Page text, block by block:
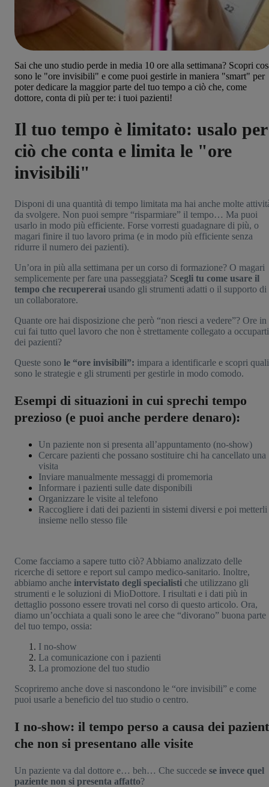
Sai che uno studio perde in media 10 ore alla settimana? Scopri
sono le "ore invisibili" e come puoi gestirle in maniera "smart" per
poter dedicare la maggior parte del tuo tempo a ciò che, come
dottore, conta di più per te: i tuoi pazienti!
Il tuo tempo è limitato: usalo per
ciò che conta e limita le "ore
invisibili"
Disponi di una quantità di tempo limitata ma hai anche molte
da svolgere. Non puoi sempre “risparmiare” il tempo… Ma puoi
usarlo in modo più efficiente. Forse vorresti guadagnare di più, o
magari finire il tuo lavoro prima (e in modo più efficiente senza
ridurre il numero dei pazienti).
Un’ora in più alla settimana per un corso di formazione? O magari
semplicemente per fare una passeggiata? Scegli tu come usare il
tempo che recupererai usando gli strumenti adatti o il supporto di
un collaboratore.
Quante ore hai disposizione che però “non riesci a vedere”? Ore in
cui fai tutto quel lavoro che non è strettamente collegato a occuparti
dei pazienti?
Queste sono le “ore invisibili”: impara a identificarle e scopri quali
sono le strategie e gli strumenti per gestirle in modo comodo.
Esempi di situazioni in cui sprechi tempo
prezioso (e puoi anche perdere denaro):
Un paziente non si presenta all’appuntamento (no-show)
Cercare pazienti che possano sostituire chi ha cancellato una
visita
Inviare manualmente messaggi di promemoria
Informare i pazienti sulle date disponibili
Organizzare le visite al telefono
Raccogliere i dati dei pazienti in sistemi diversi e poi metterli
insieme nello stesso file
Come facciamo a sapere tutto ciò? Abbiamo analizzato delle
ricerche di settore e report sul campo medico-sanitario. Inoltre,
abbiamo anche intervistato degli specialisti che utilizzano gli
strumenti e le soluzioni di MioDottore. I risultati e i dati più in
dettaglio possono essere trovati nel corso di questo articolo. Ora,
diamo un’occhiata a quali sono le aree che “divorano” buona parte
del tuo tempo, ossia:
I no-show
La comunicazione con i pazienti
La promozione del tuo studio
Scopriremo anche dove si nascondono le “ore invisibili” e come
puoi usarle a beneficio del tuo studio o centro.
I no-show: il tempo perso a causa dei
che non si presentano alle visite
Un paziente va dal dottore e… beh… Che succede se invece quel
paziente non si presenta affatto?